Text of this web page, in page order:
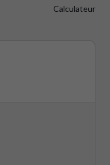
Calculateur